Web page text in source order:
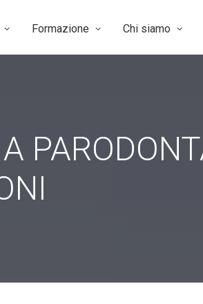
Formazione Chi siamo